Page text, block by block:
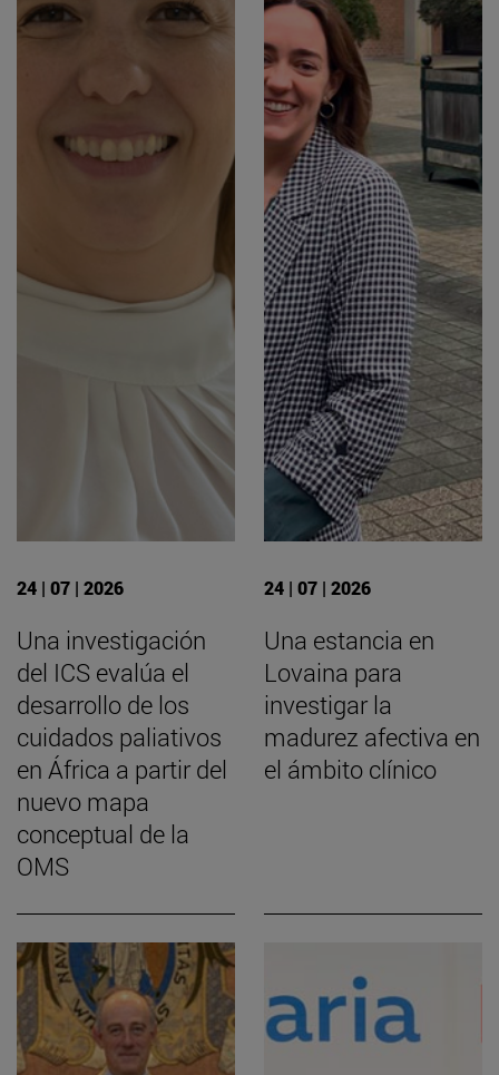
24 | 07 | 2026
Una investigación
del ICS evalúa el
desarrollo de los
cuidados paliativos
en África a partir del
nuevo mapa
conceptual de la
OMS
24 | 07 | 2026
Una estancia en
Lovaina para
investigar la
madurez afectiva en
el ámbito clínico